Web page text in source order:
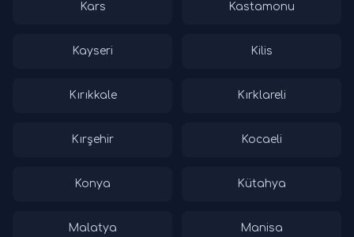
Kars Kastamonu
Kayseri Kilis
Kırıkkale Kırklareli
Kırşehir Kocaeli
Konya Kütahya
Malatya Manisa